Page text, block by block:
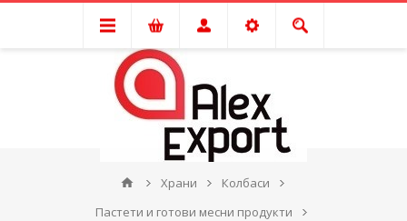
Храни
Колбаси
Пастети и готови месни продукти